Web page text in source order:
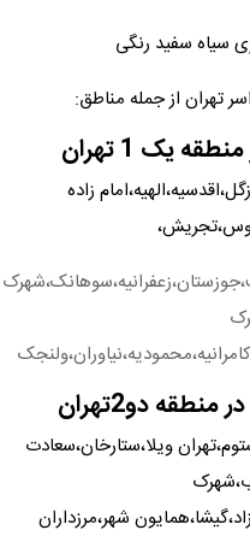
سیاه سفید رنگی
تهران از جمله مناطق:
یک 1 تهران
زاده
دو2تهران
ویلا،ستارخان،سعادت
شهر،مرزداران